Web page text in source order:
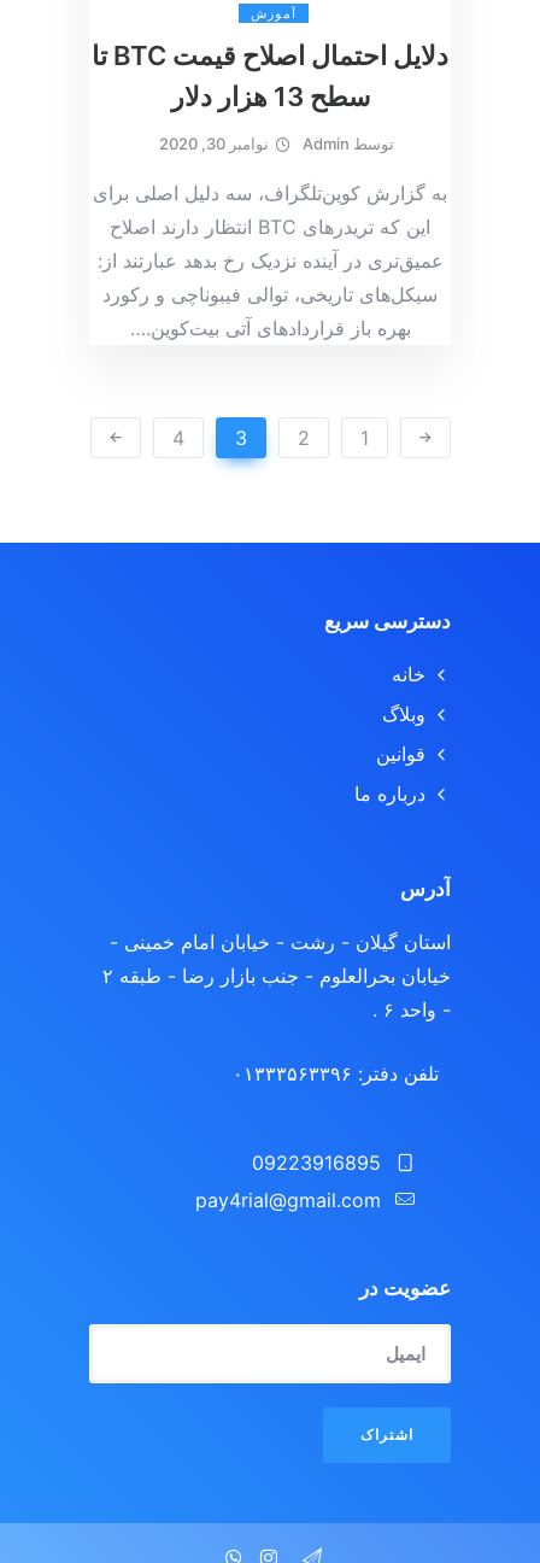
آموزش
دلایل احتمال اصلاح قیمت BTC تا
سطح 13 هزار دلار
توسط Admin نوامبر 30, 2020
به گزارش کوین‌تلگراف، سه دلیل اصلی برای
این که تریدرهای BTC انتظار دارند اصلاح
عمیق‌تری در آینده نزدیک رخ بدهد عبارتند از:
سیکل‌های تاریخی، توالی فیبوناچی و رکورد
بهره باز قراردادهای آتی بیت‌کوین.…
1
2
3
4
دسترسی سریع
خانه
وبلاگ
قوانین
درباره ما
آدرس
استان گیلان - رشت - خیابان امام خمینی -
خیابان بحرالعلوم - جنب بازار رضا - طبقه ۲
- واحد ۶ .
تلفن دفتر: ۰۱۳۳۳۵۶۳۳۹۶
09223916895
pay4rial@gmail.com‬‏
عضویت در